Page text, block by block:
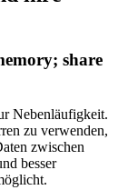
share
Nebenläufigkeit.
zu verwenden,
zwischen
besser